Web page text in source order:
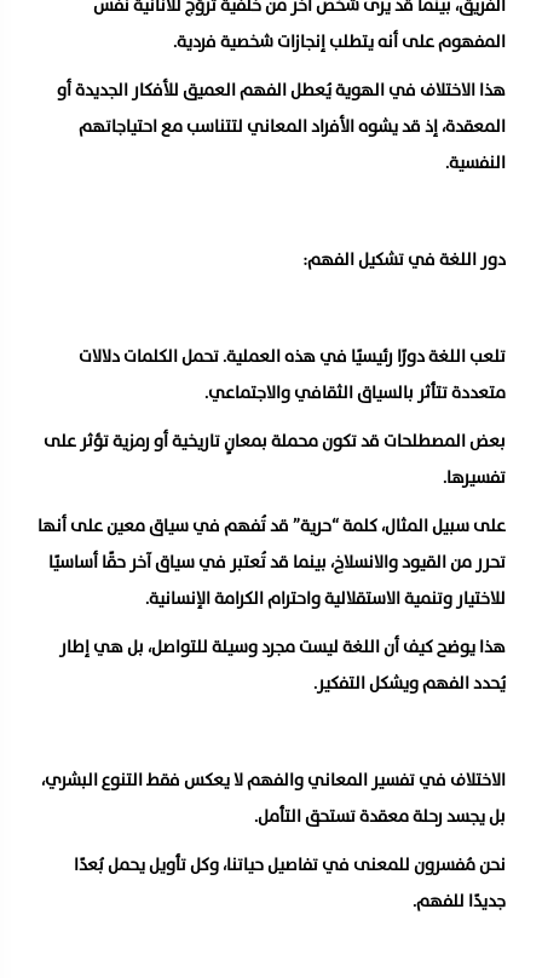
المفهوم على أنه يتطلب إنجازات شخصية فردية.
هذا الاختلاف في الهوية يُعطل الفهم العميق للأفكار الجديدة أو
المعقدة، إذ قد يشوه الأفراد المعاني لتتناسب مع احتياجاتهم
النفسية.
دور اللغة في تشكيل الفهم:
تلعب اللغة دورًا رئيسيًا في هذه العملية. تحمل الكلمات دلالات
متعددة تتأثر بالسياق الثقافي والاجتماعي.
بعض المصطلحات قد تكون محملة بمعانٍ تاريخية أو رمزية تؤثر على
تفسيرها.
على سبيل المثال، كلمة “حرية” قد تُفهم في سياق معين على أنها
تحرر من القيود والانسلاخ، بينما قد تُعتبر في سياق آخر حقًا أساسيًا
للاختيار وتنمية الاستقلالية واحترام الكرامة الإنسانية.
هذا يوضح كيف أن اللغة ليست مجرد وسيلة للتواصل، بل هي إطار
يُحدد الفهم ويشكل التفكير.
الاختلاف في تفسير المعاني والفهم لا يعكس فقط التنوع البشري،
بل يجسد رحلة معقدة تستحق التأمل.
نحن مُفسرون للمعنى في تفاصيل حياتنا، وكل تأويل يحمل بُعدًا
جديدًا للفهم.